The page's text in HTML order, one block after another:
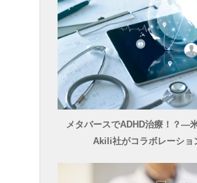
メタバースでADHD治療！？―
Akili社がコラボレーショ